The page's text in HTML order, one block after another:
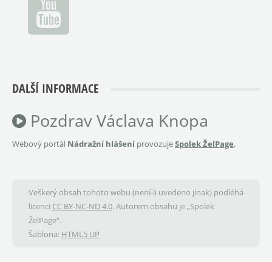
DALŠÍ INFORMACE
Pozdrav Václava Knopa
Webový portál Nádražní hlášeníprovozujeSpolek ŽelPage.
Veškerý obsah tohoto webu (není-li uvedeno jinak) podléhá
licenci CC BY-NC-ND 4.0. Autorem obsahu je „Spolek
ŽelPage“.
Šablona: HTML5 UP